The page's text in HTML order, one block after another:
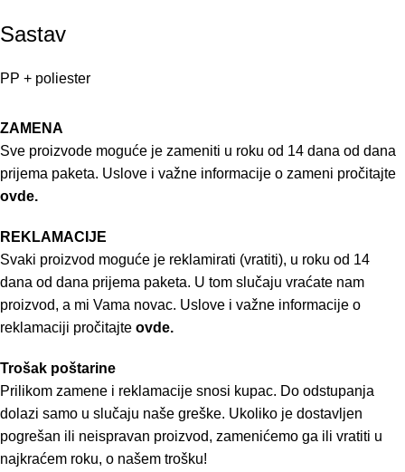
Sastav
PP + poliester
ZAMENA
Sve proizvode moguće je zameniti u roku od 14 dana od dana
prijema paketa. Uslove i važne informacije o zameni pročitajte
ovde.
REKLAMACIJE
Svaki proizvod moguće je reklamirati (vratiti), u roku od 14
dana od dana prijema paketa. U tom slučaju vraćate nam
proizvod, a mi Vama novac. Uslove i važne informacije o
reklamaciji pročitajte ovde.
Trošak poštarine
Prilikom zamene i reklamacije snosi kupac. Do odstupanja
dolazi samo u slučaju naše greške. Ukoliko je dostavljen
pogrešan ili neispravan proizvod, zamenićemo ga ili vratiti u
najkraćem roku, o našem trošku!